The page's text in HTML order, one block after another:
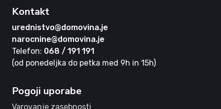
Kontakt
urednistvo@domovina.je
narocnine@domovina.je
Telefon: 068 / 191 191
(od ponedeljka do petka med 9h in 15h)
Pogoji uporabe
Varovanje zasebnosti